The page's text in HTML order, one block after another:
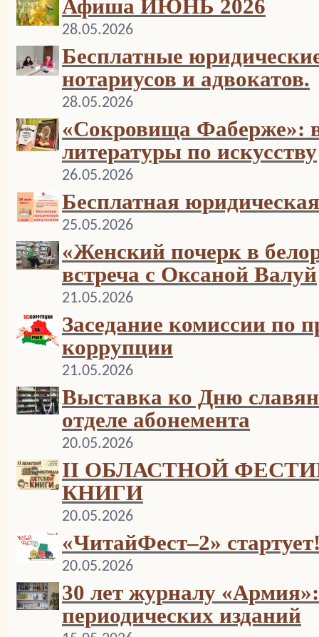
Афиша ИЮНЬ 2026
28.05.2026
Бесплатные
нотариусов и адвокатов.
28.05.2026
«Сокровища Фаберже»:
литературы по искусству
26.05.2026
Бесплатная
25.05.2026
«Женский почерк в
встреча с Оксаной Валуй
21.05.2026
Заседание комиссии по
коррупции
21.05.2026
Выставка ко Дню
отделе абонемента
20.05.2026
II ОБЛАСТНОЙ
КНИГИ
20.05.2026
«ЧитайФест–2»
20.05.2026
30 лет журналу
периодических изданий